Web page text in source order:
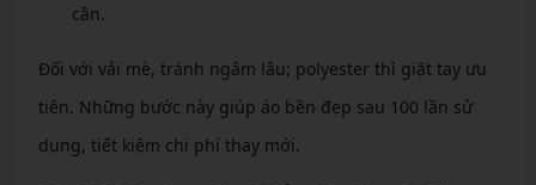
cần.
Đối với vải mè, tránh ngâm lâu; polyester thì giặt tay ưu
tiên. Những bước này giúp áo bền đẹp sau 100 lần sử
dụng, tiết kiệm chi phí thay mới.